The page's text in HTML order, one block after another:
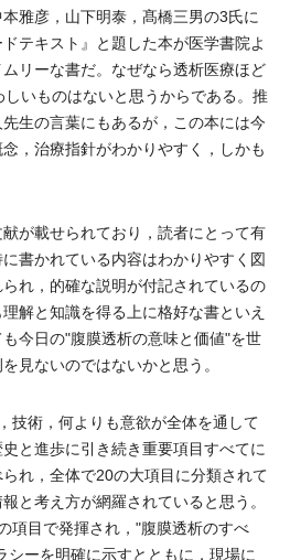
雅彦，山下明泰，髙橋三男の3氏に
テキスト』と題した本が医学書院よ
リーな書だ。なぜなら透析医療ほど
いものはないと思うからである。推
生の言葉にもあるが，この本には今
，治療指針がわかりやすく，しかも
が載せられており，読者にとって有
書かれている内容はわかりやすく図
れ，的確な説明が付記されているの
解と知識を得る上に格好な書といえ
今日の"腹膜透析の意味と価値"を世
見ないのではないかと思う。
技術，何よりも意欲が全体を通して
と進歩に引き続き重要項目すべてに
れ，全体で20の大項目に分類されて
と考え方が網羅されていると思う。
項目で発揮され，"腹膜透析のすべ
シーを明確に示すとともに，現場に